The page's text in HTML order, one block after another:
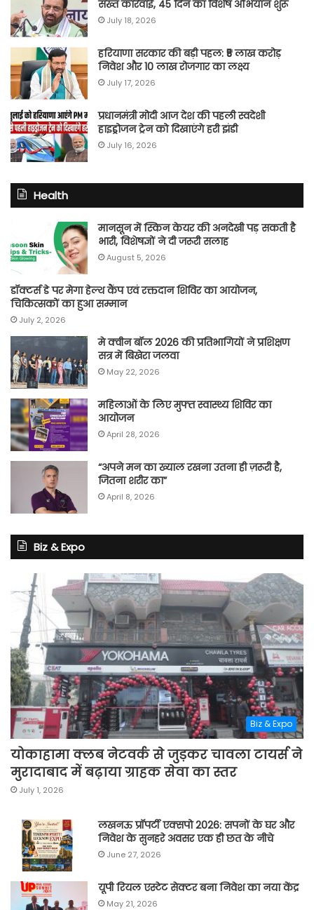
सख्त कार्रवाई, 45 दिन का विशेष अभियान शुरू
July 18, 2026
हरियाणा सरकार की बड़ी पहल: ₹5 लाख करोड़
निवेश और 10 लाख रोजगार का लक्ष्य
July 17, 2026
प्रधानमंत्री मोदी आज देश की पहली स्वदेशी
हाइड्रोजन ट्रेन को दिखाएंगे हरी झंडी
July 16, 2026
Health
मानसून में स्किन केयर की अनदेखी पड़ सकती है
भारी, विशेषज्ञों ने दी जरूरी सलाह
August 5, 2026
डॉक्टर्स डे पर मेगा हेल्थ कैंप एवं रक्तदान शिविर का आयोजन,
चिकित्सकों का हुआ सम्मान
July 2, 2026
मे क्वीन बॉल 2026 की प्रतिभागियों ने प्रशिक्षण
सत्र में बिखेरा जलवा
May 22, 2026
महिलाओं के लिए मुफ्त स्वास्थ्य शिविर का
आयोजन
April 28, 2026
“अपने मन का ख्याल रखना उतना ही ज़रूरी है,
जितना शरीर का”
April 8, 2026
Biz & Expo
Biz & Expo
योकाहामा क्लब नेटवर्क से जुड़कर चावला टायर्स ने
मुरादाबाद में बढ़ाया ग्राहक सेवा का स्तर
July 1, 2026
लखनऊ प्रॉपर्टी एक्सपो 2026: सपनों के घर और
निवेश के सुनहरे अवसर एक ही छत के नीचे
June 27, 2026
यूपी रियल एस्टेट सेक्टर बना निवेश का नया केंद्र
May 21, 2026